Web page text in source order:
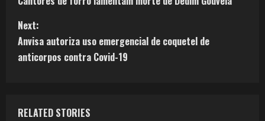
Next:
Anvisa autoriza uso emergencial de coquetel de
anticorpos contra Covid-19
RELATED STORIES